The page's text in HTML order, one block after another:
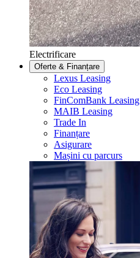
Electrificare
Oferte & Finanțare
Lexus Leasing
Eco Leasing
FinComBank Leasing
MAIB Leasing
Trade In
Finanțare
Asigurare
Mașini cu parcurs